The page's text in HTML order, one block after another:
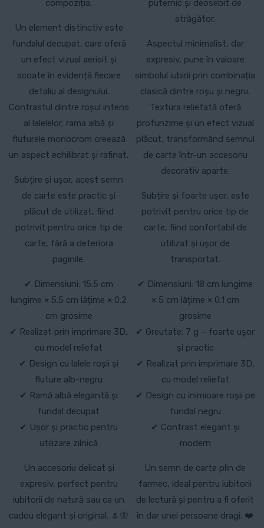
compoziția.
Un element distinctiv este
fundalul decupat, care oferă
un efect vizual aerisit și
scoate în evidență fiecare
detaliu al designului.
Contrastul dintre roșul intens
al lalelelor, rama albă și
fluturele monocrom creează
un aspect echilibrat și rafinat.
Subțire și ușor, acest semn
de carte este practic și
plăcut de utilizat, fiind
potrivit pentru orice tip de
carte, fără a deteriora
paginile.
✔ Dimensiuni: 15.5 cm
lungime × 5.5 cm lățime × 0.2
cm grosime
✔ Realizat prin imprimare 3D,
cu model reliefat
✔ Design cu lalele roșii și
fluture alb-negru
✔ Ramă albă elegantă și
fundal decupat
✔ Ușor și practic pentru
utilizare zilnică
Un accesoriu delicat și
expresiv, perfect pentru
iubitorii de natură sau ca un
cadou elegant și original. 🌷🦋
puternic și deosebit de
atrăgător.
Aspectul minimalist, dar
expresiv, pune în valoare
simbolul iubirii prin combinația
clasică dintre roșu și negru.
Textura reliefată oferă
profunzime și un efect vizual
plăcut, transformând semnul
de carte într-un accesoriu
decorativ aparte.
Subțire și foarte ușor, este
potrivit pentru orice tip de
carte, fiind confortabil de
utilizat și ușor de
transportat.
✔ Dimensiuni: 18 cm lungime
× 5 cm lățime × 0.1 cm
grosime
✔ Greutate: 7 g – foarte ușor
și practic
✔ Realizat prin imprimare 3D,
cu model reliefat
✔ Design cu inimioare roșii pe
fundal negru
✔ Contrast elegant și
modern
Un semn de carte plin de
farmec, ideal pentru iubitorii
de lectură și pentru a fi oferit
în dar unei persoane dragi. ❤️